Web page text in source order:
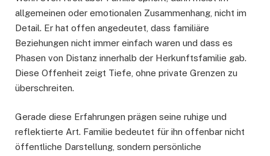
allgemeinen oder emotionalen Zusammenhang, nicht im
Detail. Er hat offen angedeutet, dass familiäre
Beziehungen nicht immer einfach waren und dass es
Phasen von Distanz innerhalb der Herkunftsfamilie gab.
Diese Offenheit zeigt Tiefe, ohne private Grenzen zu
überschreiten.
Gerade diese Erfahrungen prägen seine ruhige und
reflektierte Art. Familie bedeutet für ihn offenbar nicht
öffentliche Darstellung, sondern persönliche